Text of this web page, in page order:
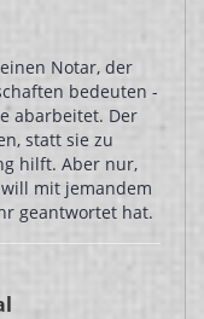
Notar, der
bedeuten -
abarbeitet. Der
statt sie zu
hilft. Aber nur,
mit jemandem
geantwortet hat.